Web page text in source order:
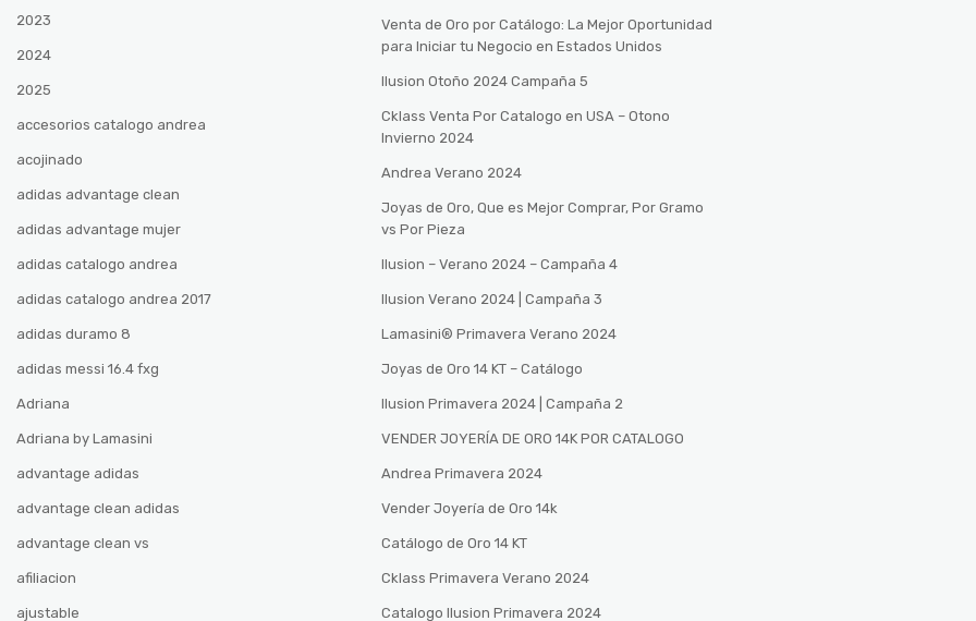
2023
2024
2025
accesorios catalogo andrea
acojinado
adidas advantage clean
adidas advantage mujer
adidas catalogo andrea
adidas catalogo andrea 2017
adidas duramo 8
adidas messi 16.4 fxg
Adriana
Adriana by Lamasini
advantage adidas
advantage clean adidas
advantage clean vs
afiliacion
ajustable
Venta de Oro por Catálogo: La Mejor Oportunidad
para Iniciar tu Negocio en Estados Unidos
Ilusion Otoño 2024 Campaña 5
Cklass Venta Por Catalogo en USA – Otono
Invierno 2024
Andrea Verano 2024
Joyas de Oro, Que es Mejor Comprar, Por Gramo
vs Por Pieza
Ilusion – Verano 2024 – Campaña 4
Ilusion Verano 2024 | Campaña 3
Lamasini®️ Primavera Verano 2024
Joyas de Oro 14 KT – Catálogo
Ilusion Primavera 2024 | Campaña 2
VENDER JOYERÍA DE ORO 14K POR CATALOGO
Andrea Primavera 2024
Vender Joyería de Oro 14k
Catálogo de Oro 14 KT
Cklass Primavera Verano 2024
Catalogo Ilusion Primavera 2024